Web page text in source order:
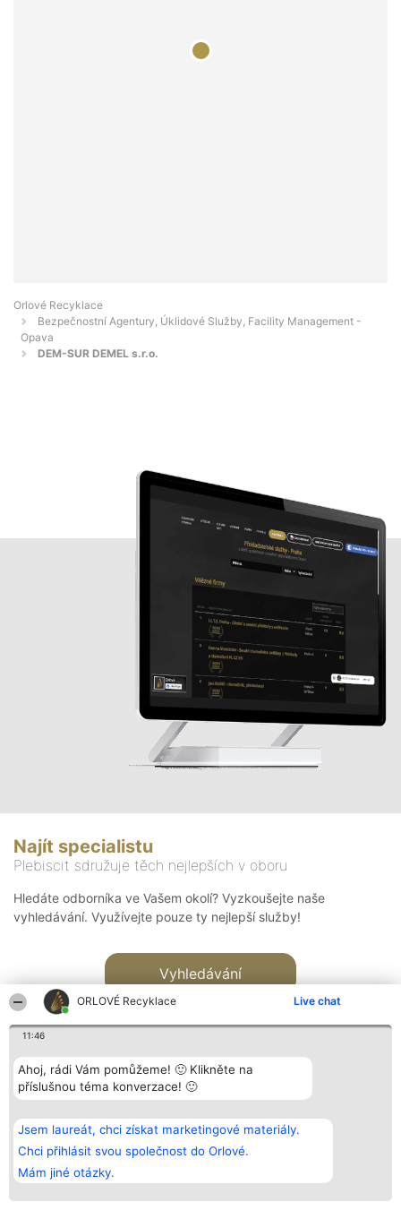
ORLOVÉ Recyklace Live chat
11:46
Ahoj, rádi Vám pomůžeme! 🙂 Klikněte na
příslušnou téma konverzace! 🙂
Jsem laureát, chci získat marketingové materiály.
Chci přihlásit svou společnost do Orlové.
Mám jiné otázky.
Orlové Recyklace
Bezpečnostní Agentury, Úklidové Služby, Facility Management -
Opava
DEM-SUR DEMEL s.r.o.
Najít specialistu
Plebiscit sdružuje těch nejlepších v oboru
Hledáte odborníka ve Vašem okolí? Vyzkoušejte naše
vyhledávání. Využívejte pouze ty nejlepší služby!
Vyhledávání
Bright Side Solutions sp. z o.
o. sp. k.
ul. Ruska 22
Wrocław 50-079
KRS 0000749100 | Regon
381313360 | NIP 8943132676
Vítězové
Seznam všech
laureátů
Zásady
Zásady
Kontakt